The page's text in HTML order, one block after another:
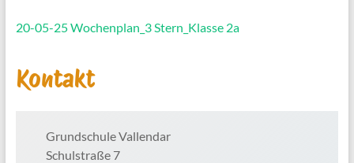
20-05-25 Wochenplan_3 Stern_Klasse 2a
Kontakt
Grundschule Vallendar
Schulstraße 7